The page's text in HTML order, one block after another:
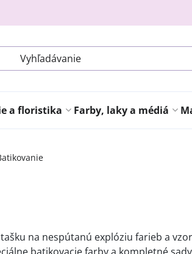
a floristika Farby, laky a médiá
na nespútanú explóziu farieb a